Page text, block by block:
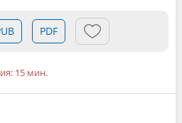
PDF
15 мин.